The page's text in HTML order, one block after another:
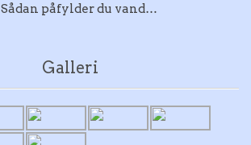
Sådan påfylder du vand…
Galleri